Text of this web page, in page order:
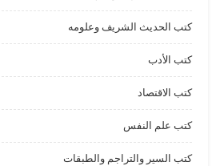
كتب الحديث الشريف وعلومه
كتب الأدب
كتب الاقتصاد
كتب علم النفس
كتب السير والتراجم والطبقات